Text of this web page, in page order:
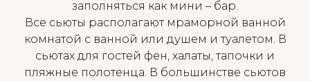
заполняться как мини – бар.
Все сьюты располагают мраморной ванной
комнатой с ванной или душем и туалетом. В
сьютах для гостей фен, халаты, тапочки и
пляжные полотенца. В большинстве сьютов